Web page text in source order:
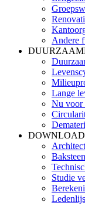
Andere
Lange
Nu voor
Studie